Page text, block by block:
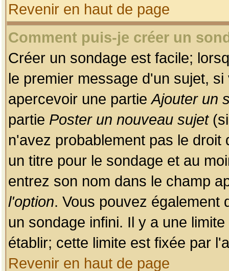
Revenir en haut de page
Comment puis-je créer un
Créer un sondage est facile;
le premier message d'un sujet,
apercevoir une partieAjouter un
partie Poster un nouveau sujet(si
n'avez probablement pas le
un titre pour le sondage et au
entrez son nom dans le champ
l'option. Vous pouvez également
un sondage infini. Il y a une
établir; cette limite est fixée par
Revenir en haut de page